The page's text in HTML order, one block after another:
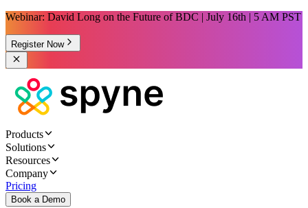
Webinar: David Long on the Future of BDC | July 16th | 5 AM PST
Register Now
Products
Solutions
Resources
Company
Pricing
Book a Demo